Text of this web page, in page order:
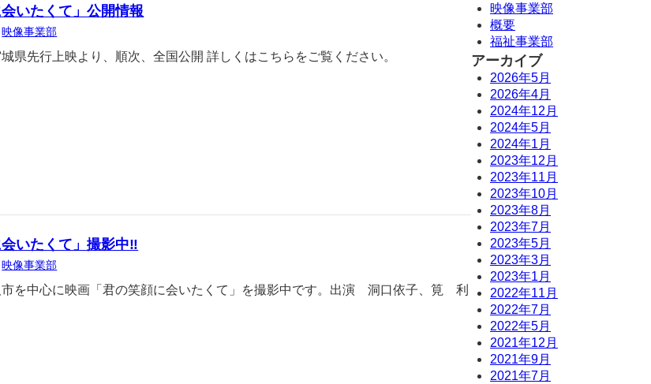
いたくて」公開情報
映像事業部
県先行上映より、順次、全国公開 詳しくはこちらをご覧ください。
いたくて」撮影中‼
映像事業部
市を中心に映画「君の笑顔に会いたくて」を撮影中です。出演 洞口依子、筧 利
映像事業部
概要
福祉事業部
アーカイブ
2026年5月
2026年4月
2024年12月
2024年5月
2024年1月
2023年12月
2023年11月
2023年10月
2023年8月
2023年7月
2023年5月
2023年3月
2023年1月
2022年11月
2022年7月
2022年5月
2021年12月
2021年9月
2021年7月